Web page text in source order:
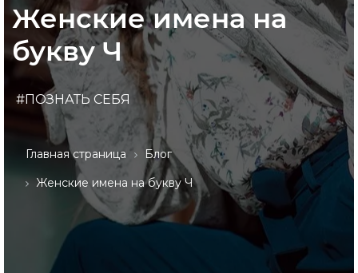
Главная страница
Блог
Женские имена на букву Ч
Женские имена на
букву Ч
#ПОЗНАТЬ СЕБЯ